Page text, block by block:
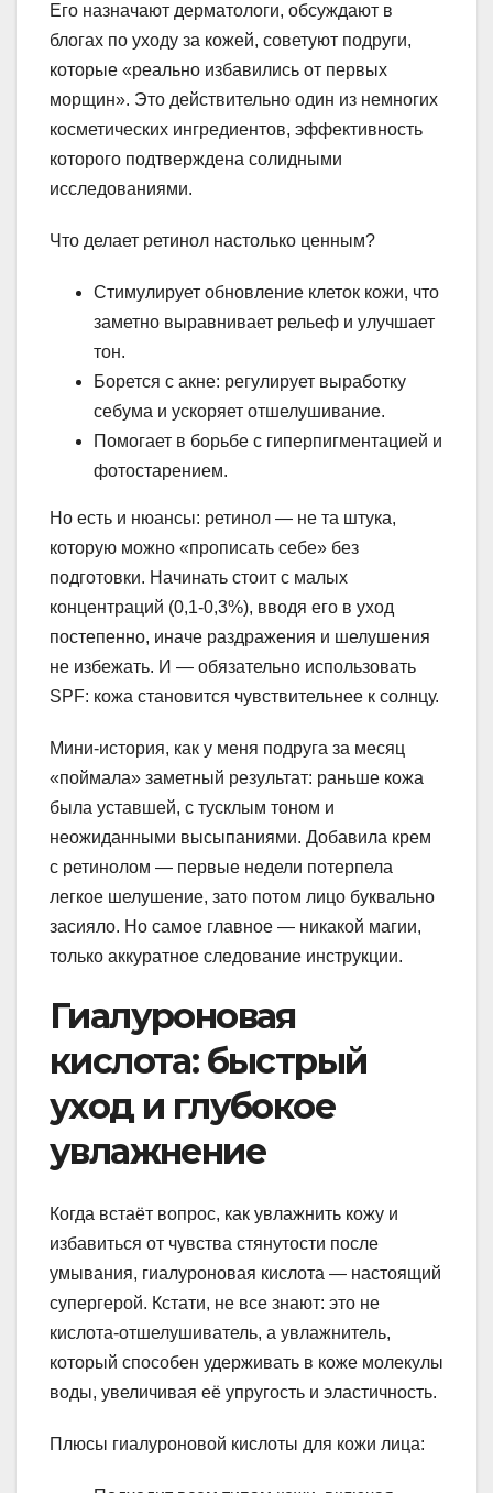
Его назначают дерматологи, обсуждают в
блогах по уходу за кожей, советуют подруги,
которые «реально избавились от первых
морщин». Это действительно один из немногих
косметических ингредиентов, эффективность
которого подтверждена солидными
исследованиями.
Что делает ретинол настолько ценным?
Стимулирует обновление клеток кожи, что
заметно выравнивает рельеф и улучшает
тон.
Борется с акне: регулирует выработку
себума и ускоряет отшелушивание.
Помогает в борьбе с гиперпигментацией и
фотостарением.
Но есть и нюансы: ретинол — не та штука,
которую можно «прописать себе» без
подготовки. Начинать стоит с малых
концентраций (0,1-0,3%), вводя его в уход
постепенно, иначе раздражения и шелушения
не избежать. И — обязательно использовать
SPF: кожа становится чувствительнее к солнцу.
Мини-история, как у меня подруга за месяц
«поймала» заметный результат: раньше кожа
была уставшей, с тусклым тоном и
неожиданными высыпаниями. Добавила крем
с ретинолом — первые недели потерпела
легкое шелушение, зато потом лицо буквально
засияло. Но самое главное — никакой магии,
только аккуратное следование инструкции.
Гиалуроновая
кислота: быстрый
уход и глубокое
увлажнение
Когда встаёт вопрос, как увлажнить кожу и
избавиться от чувства стянутости после
умывания, гиалуроновая кислота — настоящий
супергерой. Кстати, не все знают: это не
кислота-отшелушиватель, а увлажнитель,
который способен удерживать в коже молекулы
воды, увеличивая её упругость и эластичность.
Плюсы гиалуроновой кислоты для кожи лица: